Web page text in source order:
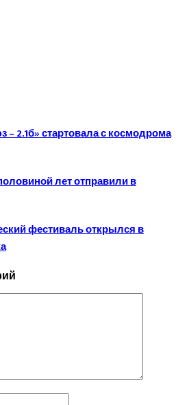
– 2.1б» стартовала с космодрома
лет отправили в
фестиваль открылся в